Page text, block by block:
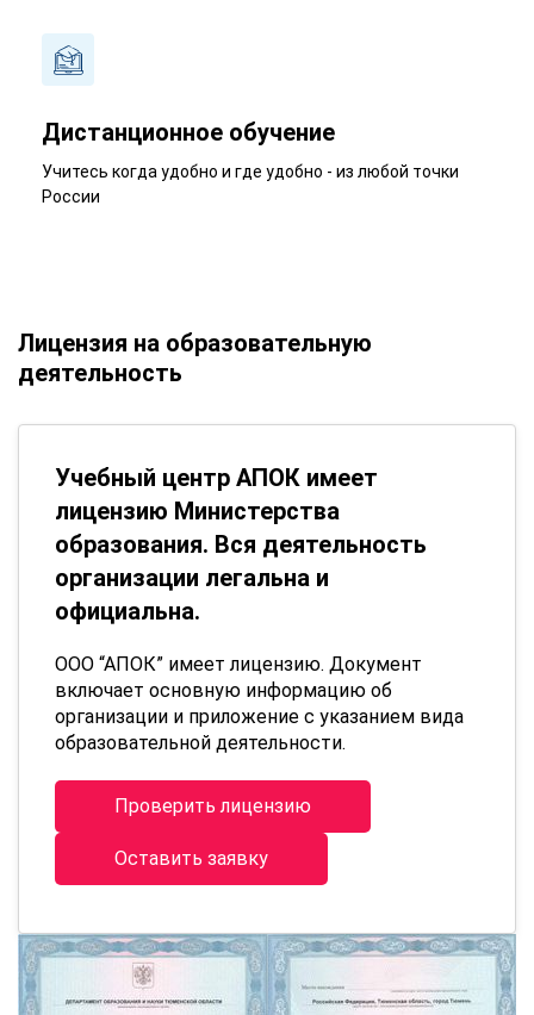
Дистанционное обучение
Учитесь когда удобно и где удобно - из любой точки
России
Лицензия на образовательную
деятельность
Учебный центр АПОК имеет
лицензию Министерства
образования. Вся деятельность
организации легальна и
официальна.
ООО “АПОК” имеет лицензию. Документ
включает основную информацию об
организации и приложение с указанием вида
образовательной деятельности.
Проверить лицензию
Оставить заявку